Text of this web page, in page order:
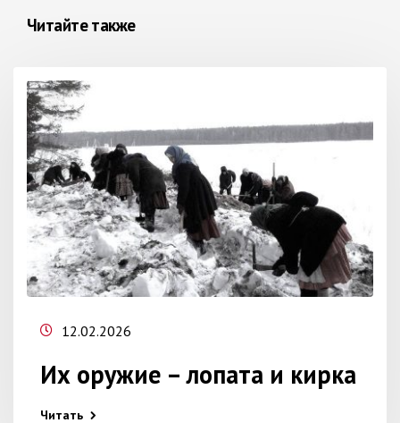
Читайте также
12.02.2026
Их оружие – лопата и кирка
Читать